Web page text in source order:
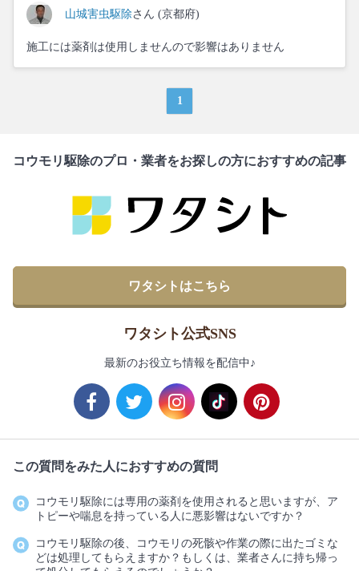
山城害虫駆除 さん (京都府)
施工には薬剤は使用しませんので影響はありません
1
コウモリ駆除のプロ・業者をお探しの方におすすめの記事
ワタシトはこちら
ワタシト公式SNS
最新のお役立ち情報を配信中♪
この質問をみた人におすすめの質問
コウモリ駆除には専用の薬剤を使用されると思いますが、ア
トピーや喘息を持っている人に悪影響はないですか？
コウモリ駆除の後、コウモリの死骸や作業の際に出たゴミな
どは処理してもらえますか？もしくは、業者さんに持ち帰っ